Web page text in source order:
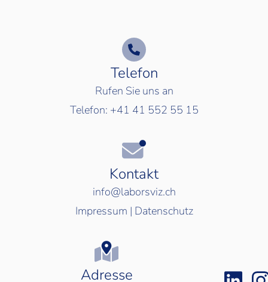
Telefon
Rufen Sie uns an
Telefon: +41 41 552 55 15
Kontakt
info@laborsviz.ch
Impressum | Datenschutz
Adresse